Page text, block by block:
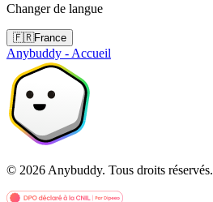
Changer de langue
🇫🇷France
Anybuddy - Accueil
© 2026 Anybuddy. Tous droits réservés.